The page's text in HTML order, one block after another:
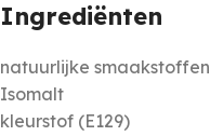
Ingrediënten
natuurlijke smaakstoffen
Isomalt
kleurstof (E129)